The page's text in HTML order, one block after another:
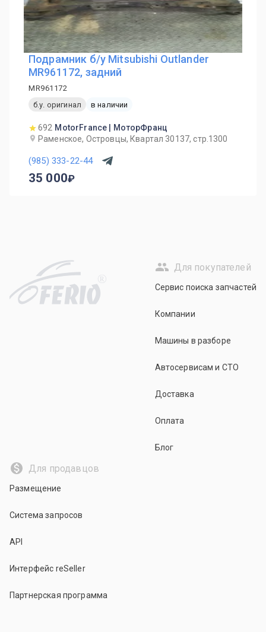
Подрамник б/у Mitsubishi Outlander
MR961172, задний
MR961172
б.у. оригинал
в наличии
692 MotorFrance | МоторФранц
Раменское, Островцы, Квартал 30137, стр.1300
(985) 333-22-44
35 000
R
Для покупателей
Сервис поиска запчастей
Компании
Машины в разборе
Автосервисам и СТО
Доставка
Оплата
Блог
Для продавцов
Размещение
Система запросов
API
Интерфейс reSeller
Партнерская программа